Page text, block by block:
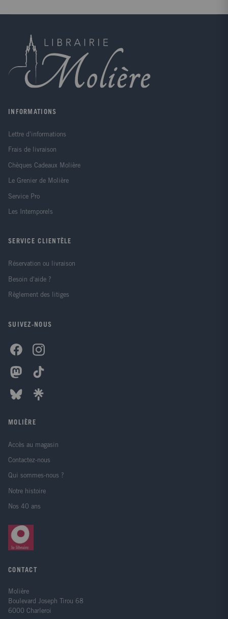
l'auteur exprime la profonde mélancolie qu'il ressent,
se rendant compte qu'il ne peut y avoir de mariage
entre les royaumes terrestre et céleste. La jeune Ye
Luying, diplômée de l'Académie des Beaux-Arts de
Chine, a été profondément touchée par cette histoire
et elle a réussi à en rendre la beauté à travers ses
traditionnels chinois.
INFORMATIONS
Lettre d'informations
Frais de livraison
Chèques Cadeaux Molière
Le Grenier de Molière
Service Pro
Les Intemporels
SERVICE CLIENTÈLE
Réservation ou livraison
Besoin d'aide ?
Règlement des litiges
SUIVEZ-NOUS
MOLIÈRE
Accès au magasin
Contactez-nous
Qui sommes-nous ?
Notre histoire
Nos 40 ans
CONTACT
Molière
Boulevard Joseph Tirou 68
6000 Charleroi